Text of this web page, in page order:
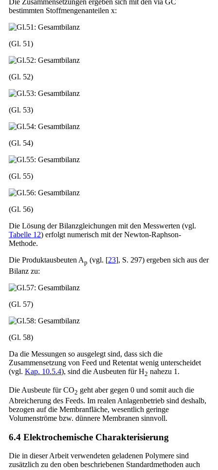
Die Zusammensetzungen ergeben sich mit den via GC
bestimmten Stoffmengenanteilen x:
(Gl. 51)
(Gl. 52)
(Gl. 53)
(Gl. 54)
(Gl. 55)
(Gl. 56)
Die Lösung der Bilanzgleichungen mit den Messwerten (vgl.
Tabelle 12) erfolgt numerisch mit der Newton-Raphson-
Methode.
Die Produktausbeuten Ap (vgl. [23], S. 297) ergeben sich aus der
Bilanz zu:
(Gl. 57)
(Gl. 58)
Da die Messungen so ausgelegt sind, dass sich die
Zusammensetzung von Feed und Retentat wenig unterscheidet
(vgl. Kap. 10.5.4), sind die Ausbeuten für H2 nahezu 1.
Die Ausbeute für CO2 geht aber gegen 0 und somit auch die
Abreicherung des Feeds. Im realen Anlagenbetrieb sind deshalb,
bezogen auf die Membranfläche, wesentlich geringe
Volumenströme bzw. dünnere Membranen sinnvoll.
6.4 Elektrochemische Charakterisierung
Die in dieser Arbeit verwendeten geladenen Polymere sind
zusätzlich zu den oben beschriebenen Standardmethoden auch